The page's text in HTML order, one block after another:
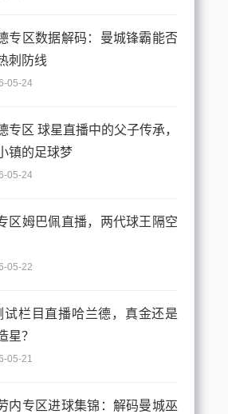
专区数据解码：曼城锋霸能否
刺防线
05-24
专区 球星直播中的父子传承，
镇的足球梦
05-24
区姆巴佩直播，两代球王隔空
05-22
试栏目直播哈兰德，真金还是
星？
05-21
内专区进球集锦：解码曼城巫